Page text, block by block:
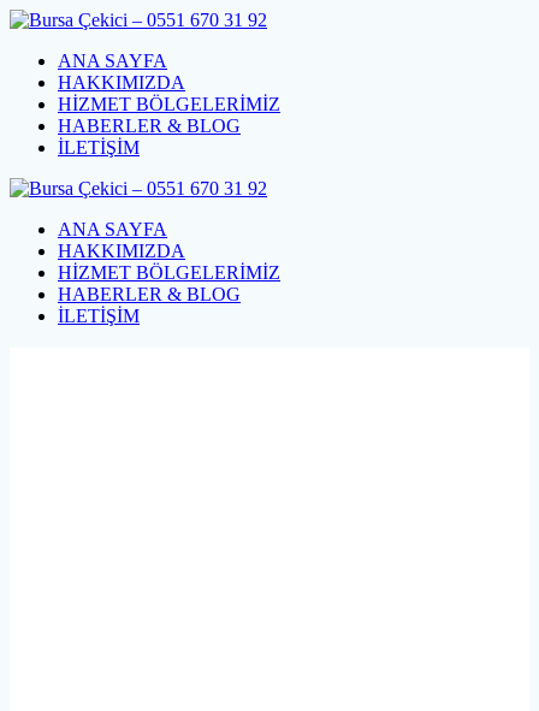
Skip
contentANA SAYFA
HAKKIMIZDA
HİZMET BÖLGELERİMİZ
HABERLER & BLOG
İLETİŞİM
ANA SAYFA
HAKKIMIZDA
HİZMET BÖLGELERİMİZ
HABERLER & BLOG
İLETİŞİM